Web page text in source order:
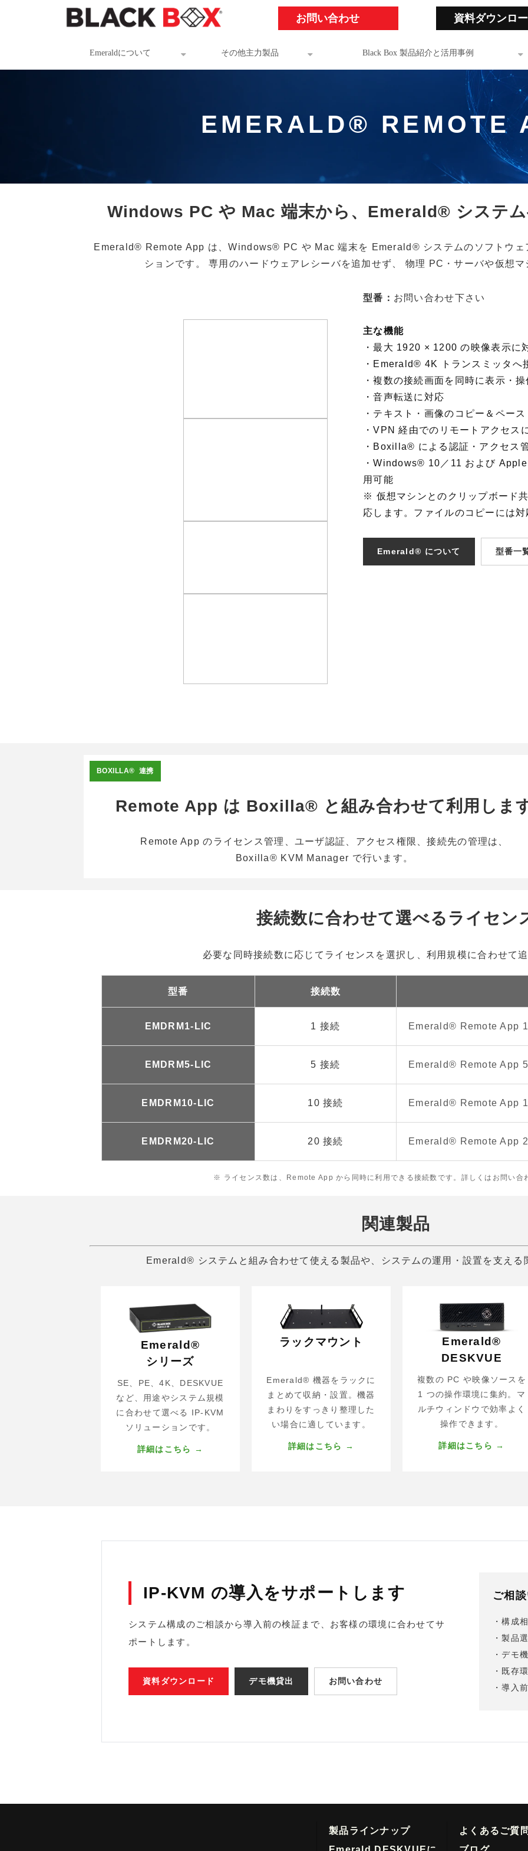
お問い合わせ 資料ダウンロ
Emeraldについて その他主力製品 Black Box 製品紹介と活用事例
EMERALD® REMOTE
Windows PC や Mac 端末から、Emerald® システ
Emerald® Remote App は、Windows® PC や Mac 端末を Emerald® システムのソフトウェ
ションです。 専用のハードウェアレシーバを追加せず、 物理 PC・サーバや仮想マ
型番： お問い合わせ下さい
主な機能
・最大 1920 × 1200 の映像表示に
・ Emerald® 4K トランスミッタへ
・複数の接続画面を同時に表示・操
・音声転送に対応
・ テキスト・画像のコピー＆ペース
・VPN 経由でのリモートアクセス
・ Boxilla® による認証・アクセス
・Windows® 10／11 および Apple
用可能
※ 仮想マシンとのクリップボード
応します。ファイルのコピーには対
Emerald® について 型番一
BOXILLA® 連携
Remote App は Boxilla® と組み合わせて利用しま
Remote App のライセンス管理、ユーザ認証、アクセス権限、接続先の管理は、
Boxilla® KVM Manager で行います。
接続数に合わせて選べるライセン
必要な同時接続数に応じてライセンスを選択し、利用規模に合わせて追
型番 接続数
EMDRM1-LIC 1 接続 Emerald® Remote App 1
EMDRM5-LIC 5 接続 Emerald® Remote App 5
EMDRM10-LIC 10 接続 Emerald® Remote App
EMDRM20-LIC 20 接続 Emerald® Remote App
※ ライセンス数は、Remote App から同時に利用できる接続数です。詳しくはお問い合
関連製品
Emerald® システムと組み合わせて使える製品や、システムの運用・設置を支える
Emerald®
シリーズ
SE、PE、4K、DESKVUE
など、用途やシステム規模
に合わせて選べる IP-KVM
ソリューションです。
詳細はこちら →
ラックマウント
Emerald® 機器をラックに
まとめて収納・設置。機器
まわりをすっきり整理した
い場合に適しています。
詳細はこちら →
Emerald®
DESKVUE
複数の PC や映像ソースを
1 つの操作環境に集約。マ
ルチウィンドウで効率よく
操作できます。
詳細はこちら →
IP-KVM の導入をサポートします
システム構成のご相談から導入前の検証まで、お客様の環境に合わせてサ
ポートします。
資料ダウンロード デモ機貸出 お問い合わせ
ご相
・構成
・製品
・デモ
・既存
・導入
製品ラインナップ
よくあるご質問